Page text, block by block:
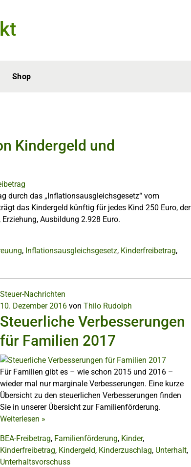
Shop
Kindergeld und
durch das „Inflationsausgleichsgesetz“ vom
das Kindergeld künftig für jedes Kind 250 Euro, der
Ausbildung 2.928 Euro.
, Inflationsausgleichsgesetz, Kinderfreibetrag,
Steuer-Nachrichten
10. Dezember 2016 von Thilo Rudolph
Steuerliche Verbesserungen
für Familien 2017
Für Familien gibt es – wie schon 2015 und 2016 –
wieder mal nur marginale Verbesserungen. Eine kurze
Übersicht zu den steuerlichen Verbesserungen finden
Sie in unserer Übersicht zur Familienförderung.
Weiterlesen »
BEA-Freibetrag, Familienförderung, Kinder,
Kinderfreibetrag, Kindergeld, Kinderzuschlag, Unterhalt,
Unterhaltsvorschuss